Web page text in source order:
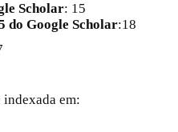
Scholar: 15
do Google Scholar:18
indexada em: